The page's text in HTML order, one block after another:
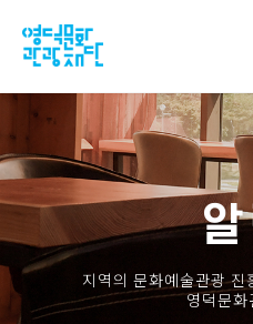
지역의 문화예술관광
영덕문화